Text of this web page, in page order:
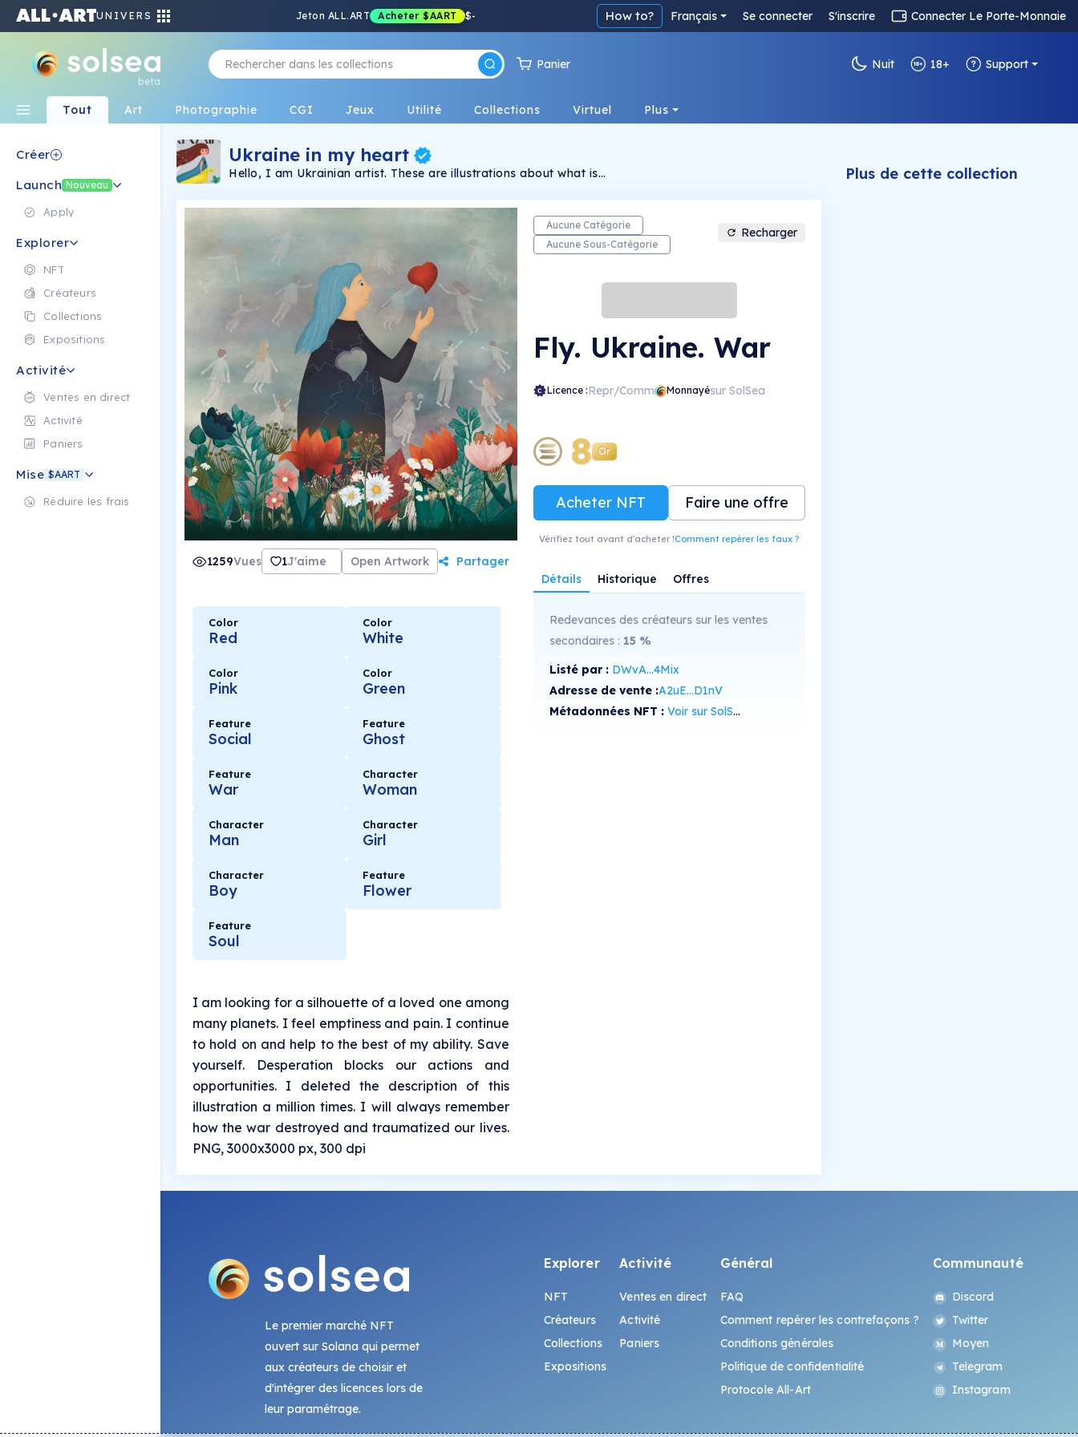
UNIVERS Jeton ALL.ART Acheter $AART $- How to? Français Se connecter S'inscrire Connecter Le Porte-Monnaie
beta
Panier Nuit 18+ Support
Tout Art Photographie CGI Jeux Utilité Collections Virtuel Plus
Créer
Launch Nouveau
Apply
Explorer
NFT
Créateurs
Collections
Expositions
Activité
Ventes en direct
Activité
Paniers
Mise $AART
Réduire les frais
Ukraine in my heart
Hello, I am Ukrainian artist. These are illustrations about what is
my emotions in my art. My thoughts about the meaning of life,
value of life and humanity at the time of destruction.
1259Vues 1J'aime Open Artwork Partager
Color
Red
Color
White
Color
Pink
Color
Green
Feature
Social
Feature
Ghost
Feature
War
Character
Woman
Character
Man
Character
Girl
Character
Boy
Feature
Flower
Feature
Soul
I am looking for a silhouette of a loved one among
many planets. I feel emptiness and pain. I continue
to hold on and help to the best of my ability. Save
yourself. Desperation blocks our actions and
opportunities. I deleted the description of this
illustration a million times. I will always remember
how the war destroyed and traumatized our lives.
PNG, 3000x3000 px, 300 dpi
Aucune Catégorie
Aucune Sous-Catégorie
Recharger
Fly. Ukraine. War
Licence :Repr/Comm Monnayésur SolSea
8 Or
Acheter NFT Faire une offre
Vérifiez tout avant d'acheter !Comment repérer les faux ?
Détails Historique Offres
Redevances des créateurs sur les ventes
secondaires : 15%
Listé par : DWvA...4Mix
Adresse de vente :A2uE...D1nV
Métadonnées NFT : Voir sur SolScan
Plus de cette collection
Le premier marché NFT
ouvert sur Solana qui permet
aux créateurs de choisir et
d'intégrer des licences lors de
leur paramétrage.
Explorer
NFT
Créateurs
Collections
Expositions
Activité
Ventes en direct
Activité
Paniers
Général
FAQ
Comment repérer les contrefaçons ?
Conditions générales
Politique de confidentialité
Protocole All-Art
Communauté
Discord
Twitter
Moyen
Telegram
Instagram